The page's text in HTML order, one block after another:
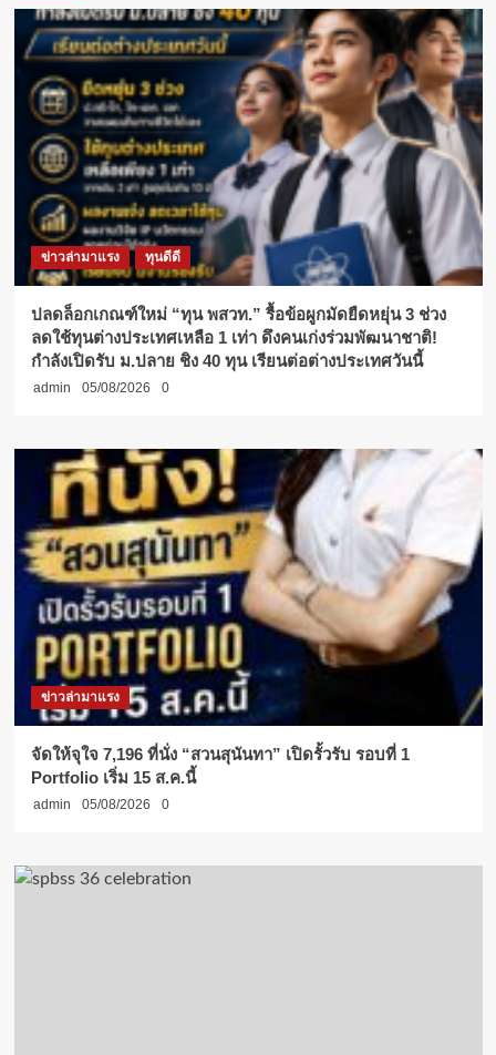
จริง
จาก
ผู้
โรค
วิตก
กังวล
ข่าวล่ามาแรง ทุนดีดี
ปลดล็อกเกณฑ์ใหม่ “ทุน พสวท.” รื้อข้อผูกมัดยืดหยุ่น 3 ช่วง
ลดใช้ทุนต่างประเทศเหลือ 1 เท่า ดึงคนเก่งร่วมพัฒนาชาติ!
กำลังเปิดรับ ม.ปลาย ชิง 40 ทุน เรียนต่อต่างประเทศวันนี้
admin 05/08/2026 0
ข่าวล่ามาแรง
จัดให้จุใจ 7,196 ที่นั่ง “สวนสุนันทา” เปิดรั้วรับ รอบที่ 1
Portfolio เริ่ม 15 ส.ค.นี้
admin 05/08/2026 0